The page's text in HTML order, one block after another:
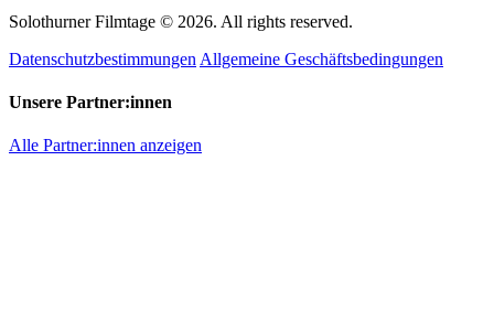
Solothurner Filmtage © 2026. All rights reserved.
Datenschutzbestimmungen Allgemeine Geschäftsbedingungen
Unsere Partner:innen
Alle Partner:innen anzeigen